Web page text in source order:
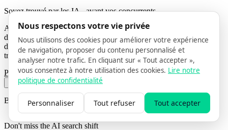
Soyez trouvé par les IA- avant vos concurrents.
AISO Hub aide les marques visionnaires à sécuriser leur visibilité
dans le canal de découverte à la croissance la plus rapide de la
décennie. N’attendez pas que vos clients ne puissent plus vous
trouver.
Parlez à un expert Découvrir nos solutions
BEFORE YOU GO
Don't miss the AI search shift
Nous respectons votre vie privée
Nous utilisons des cookies pour améliorer votre expérience
de navigation, proposer du contenu personnalisé et
analyser notre trafic. En cliquant sur « Tout accepter »,
vous consentez à notre utilisation des cookies. Lire notre
politique de confidentialité
Personnaliser Tout refuser Tout accepter